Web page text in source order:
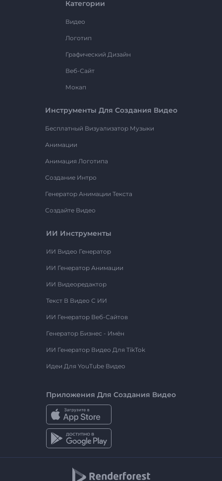
Категории
Видео
Логотип
Графический Дизайн
Веб-Сайт
Мокап
Инструменты Для Создания Видео
Бесплатный Визуализатор Музыки
Анимации
Анимация Логотипа
Создание Интро
Генератор Анимации Текста
Создайте Видео
ИИ Инструменты
ИИ Видео Генератор
ИИ Генератор Анимации
ИИ Видеоредактор
Текст В Видео С ИИ
ИИ Генератор Веб-Сайтов
Генератор Бизнес - Имён
ИИ Генератор Видео Для TikTok
Идеи Для YouTube Видео
Приложения Для Создания Видео